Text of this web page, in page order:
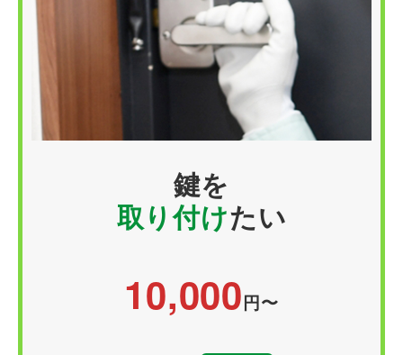
鍵を
取り付けたい
10,000円〜